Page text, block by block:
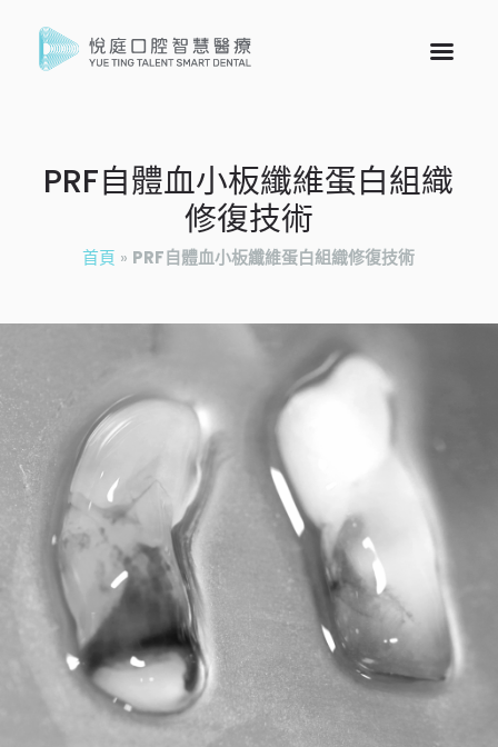
PRF自體血小板纖維蛋白組織
修復技術
首頁 » PRF自體血小板纖維蛋白組織修復技術